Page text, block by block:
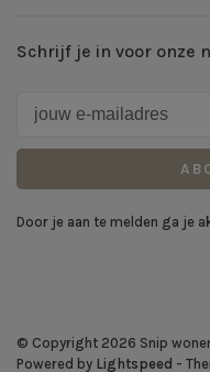
Schrijf je in voor onze
Door je aan te melden ga je
© Copyright 2026 Snip
Powered by Lightspeed -